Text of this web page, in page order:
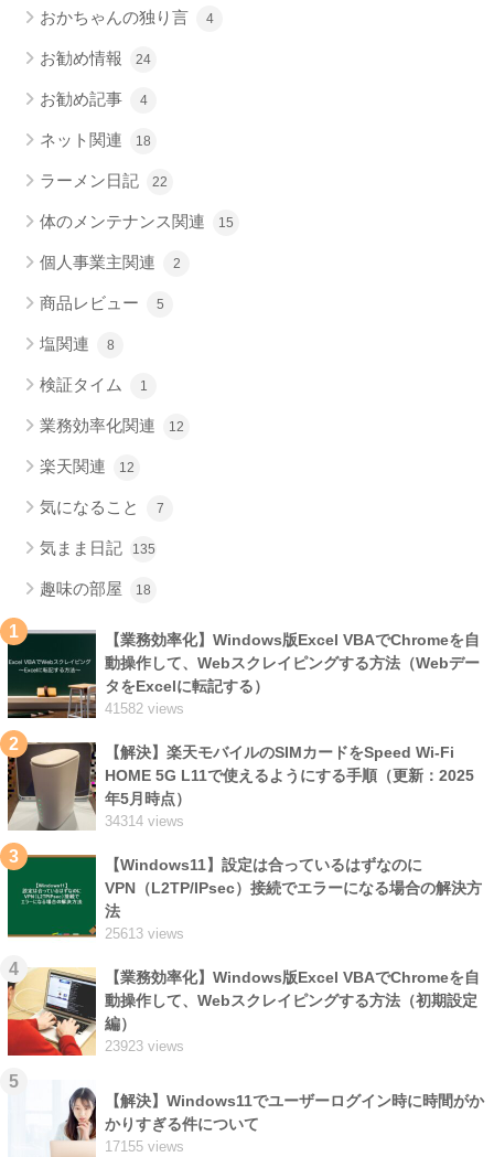
おかちゃんの独り言 4
お勧め情報 24
お勧め記事 4
ネット関連 18
ラーメン日記 22
体のメンテナンス関連 15
個人事業主関連 2
商品レビュー 5
塩関連 8
検証タイム 1
業務効率化関連 12
楽天関連 12
気になること 7
気まま日記 135
趣味の部屋 18
1
【業務効率化】Windows版Excel VBAでChromeを自
動操作して、Webスクレイピングする方法（Webデー
タをExcelに転記する）
41582 views
2
【解決】楽天モバイルのSIMカードをSpeed Wi-Fi
HOME 5G L11で使えるようにする手順（更新：2025
年5月時点）
34314 views
3
【Windows11】設定は合っているはずなのに
VPN（L2TP/IPsec）接続でエラーになる場合の解決方
法
25613 views
4
【業務効率化】Windows版Excel VBAでChromeを自
動操作して、Webスクレイピングする方法（初期設定
編）
23923 views
5
【解決】Windows11でユーザーログイン時に時間がか
かりすぎる件について
17155 views